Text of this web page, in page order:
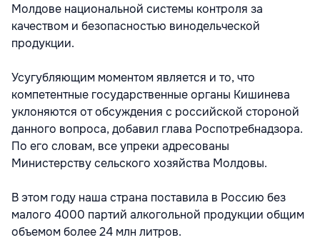
Молдове национальной системы контроля за
качеством и безопасностью винодельческой
продукции.
Усугубляющим моментом является и то, что
компетентные государственные органы Кишинева
уклоняются от обсуждения с российской стороной
данного вопроса, добавил глава Роспотребнадзора.
По его словам, все упреки адресованы
Министерству сельского хозяйства Молдовы.
В этом году наша страна поставила в Россию без
малого 4000 партий алкогольной продукции общим
объемом более 24 млн литров.